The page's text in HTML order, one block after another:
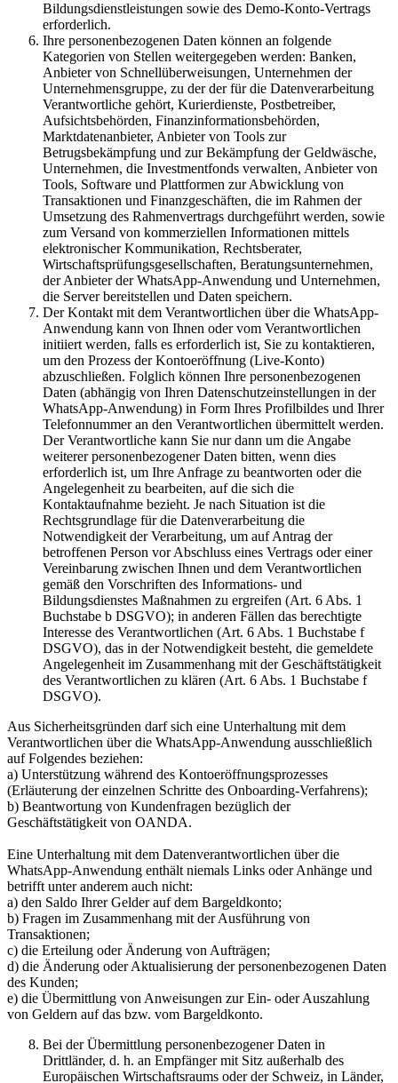
Bildungsdienstleistungen sowie des Demo-Konto-Vertrags
erforderlich.
Ihre personenbezogenen Daten können an folgende
Kategorien von Stellen weitergegeben werden: Banken,
Anbieter von Schnellüberweisungen, Unternehmen der
Unternehmensgruppe, zu der der für die Datenverarbeitung
Verantwortliche gehört, Kurierdienste, Postbetreiber,
Aufsichtsbehörden, Finanzinformationsbehörden,
Marktdatenanbieter, Anbieter von Tools zur
Betrugsbekämpfung und zur Bekämpfung der Geldwäsche,
Unternehmen, die Investmentfonds verwalten, Anbieter von
Tools, Software und Plattformen zur Abwicklung von
Transaktionen und Finanzgeschäften, die im Rahmen der
Umsetzung des Rahmenvertrags durchgeführt werden, sowie
zum Versand von kommerziellen Informationen mittels
elektronischer Kommunikation, Rechtsberater,
Wirtschaftsprüfungsgesellschaften, Beratungsunternehmen,
der Anbieter der WhatsApp-Anwendung und Unternehmen,
die Server bereitstellen und Daten speichern.
Der Kontakt mit dem Verantwortlichen über die WhatsApp-
Anwendung kann von Ihnen oder vom Verantwortlichen
initiiert werden, falls es erforderlich ist, Sie zu kontaktieren,
um den Prozess der Kontoeröffnung (Live-Konto)
abzuschließen. Folglich können Ihre personenbezogenen
Daten (abhängig von Ihren Datenschutzeinstellungen in der
WhatsApp-Anwendung) in Form Ihres Profilbildes und Ihrer
Telefonnummer an den Verantwortlichen übermittelt werden.
Der Verantwortliche kann Sie nur dann um die Angabe
weiterer personenbezogener Daten bitten, wenn dies
erforderlich ist, um Ihre Anfrage zu beantworten oder die
Angelegenheit zu bearbeiten, auf die sich die
Kontaktaufnahme bezieht. Je nach Situation ist die
Rechtsgrundlage für die Datenverarbeitung die
Notwendigkeit der Verarbeitung, um auf Antrag der
betroffenen Person vor Abschluss eines Vertrags oder einer
Vereinbarung zwischen Ihnen und dem Verantwortlichen
gemäß den Vorschriften des Informations- und
Bildungsdienstes Maßnahmen zu ergreifen (Art. 6 Abs. 1
Buchstabe b DSGVO); in anderen Fällen das berechtigte
Interesse des Verantwortlichen (Art. 6 Abs. 1 Buchstabe f
DSGVO), das in der Notwendigkeit besteht, die gemeldete
Angelegenheit im Zusammenhang mit der Geschäftstätigkeit
des Verantwortlichen zu klären (Art. 6 Abs. 1 Buchstabe f
DSGVO).
Aus Sicherheitsgründen darf sich eine Unterhaltung mit dem
Verantwortlichen über die WhatsApp-Anwendung ausschließlich
auf Folgendes beziehen:
a) Unterstützung während des Kontoeröffnungsprozesses
(Erläuterung der einzelnen Schritte des Onboarding-Verfahrens);
b) Beantwortung von Kundenfragen bezüglich der
Geschäftstätigkeit von OANDA.
Eine Unterhaltung mit dem Datenverantwortlichen über die
WhatsApp-Anwendung enthält niemals Links oder Anhänge und
betrifft unter anderem auch nicht:
a) den Saldo Ihrer Gelder auf dem Bargeldkonto;
b) Fragen im Zusammenhang mit der Ausführung von
Transaktionen;
c) die Erteilung oder Änderung von Aufträgen;
d) die Änderung oder Aktualisierung der personenbezogenen Daten
des Kunden;
e) die Übermittlung von Anweisungen zur Ein- oder Auszahlung
von Geldern auf das bzw. vom Bargeldkonto.
Bei der Übermittlung personenbezogener Daten in
Drittländer, d. h. an Empfänger mit Sitz außerhalb des
Europäischen Wirtschaftsraums oder der Schweiz, in Länder,